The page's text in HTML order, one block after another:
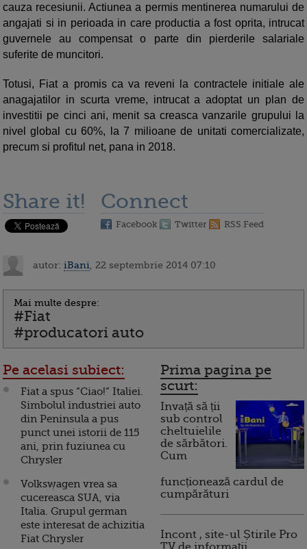
cauza recesiunii. Actiunea a permis mentinerea numarului de
angajati si in perioada in care productia a fost oprita, intrucat
guvernele au compensat o parte din pierderile salariale
suferite de muncitori.
Totusi, Fiat a promis ca va reveni la contractele initiale ale
anagajatilor in scurta vreme, intrucat a adoptat un plan de
investitii pe cinci ani, menit sa creasca vanzarile grupului la
nivel global cu 60%, la 7 milioane de unitati comercializate,
precum si profitul net, pana in 2018.
Share it! Connect
Facebook Twitter RSS Feed
autor: iBani , 22 septembrie 2014 07:10
Mai multe despre:
#Fiat
#producatori auto
Pe acelasi subiect:
Fiat a spus “Ciao!” Italiei.
Simbolul industriei auto
din Peninsula a pus
punct unei istorii de 115
ani, prin fuziunea cu
Chrysler
Volkswagen vrea sa
cucereasca SUA, via
Italia. Grupul german
este interesat de achizitia
Fiat Chrysler
Prima pagina pe
scurt:
Invață să ții
sub control
cheltuielile
de sărbători.
Cum
funcționează cardul de
cumpărături
Incont , site-ul Știrile Pro